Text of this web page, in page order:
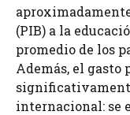
(PIB) a la
promedio de los
Además, el gasto
internacional: se